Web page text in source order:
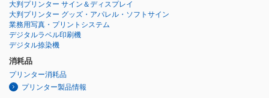
大判プリンター サイン＆ディスプレイ
大判プリンター グッズ・アパレル・ソフトサイン
業務用写真・プリントシステム
デジタルラベル印刷機
デジタル捺染機
消耗品
プリンター消耗品
プリンター製品情報